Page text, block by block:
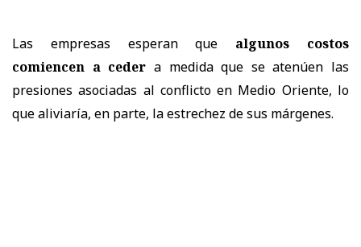
Las empresas esperan que algunos costos
comiencen a ceder a medida que se atenúen las
presiones asociadas al conflicto en Medio Oriente, lo
que aliviaría, en parte, la estrechez de sus márgenes.